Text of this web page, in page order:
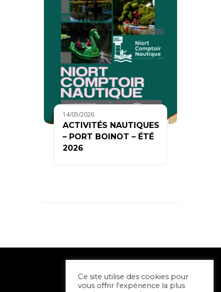
14/05/2026
ACTIVITÉS NAUTIQUES
– PORT BOINOT – ÉTÉ
2026
Ce site utilise des cookies pour
vous offrir l'expérience la plus